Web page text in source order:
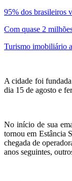
95% dos brasileiros
Com quase 2
Turismo imobiliário
A cidade foi
dia 15 de agosto e
No início de sua
tornou em Estância
chegada de
anos seguintes,